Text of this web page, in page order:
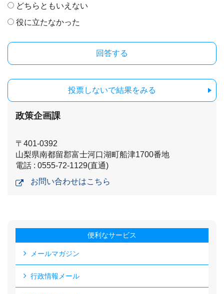
どちらともいえない
役に立たなかった
投票しないで結果をみる
政策企画課
〒401-0392
山梨県南都留郡富士河口湖町船津1700番地
電話 : 0555-72-1129(直通)
お問い合わせはこちら
便利なサービス
メールマガジン
行政情報メール